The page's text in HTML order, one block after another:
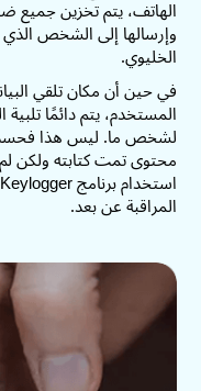
الهاتف، يتم تخزين
الخليوي.
في حين أن مكان تلقي
المستخدم، يتم دائمًا
لشخص ما. ليس هذا
محتوى تمت كتابته ولكن
المراقبة عن بعد.